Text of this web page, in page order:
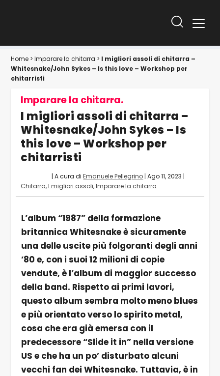
Home >Imparare la chitarra > I migliori assoli di chitarra –
Whitesnake/John Sykes – Is this love – Workshop per
chitarristi
Imparare la chitarra.
I migliori assoli di chitarra –
Whitesnake/John Sykes – Is
this love – Workshop per
chitarristi
| A cura diEmanuele Pellegrino |Ago 11, 2023 |
Chitarra,I migliori assoli,Imparare la chitarra
L’album “1987” della formazione
britannica Whitesnake è sicuramente
una delle uscite più folgoranti degli anni
’80 e, con i suoi 12 milioni di copie
vendute, è l’album di maggior successo
della band. Rispetto ai primi lavori,
questo album sembra molto meno blues
e più orientato verso lo spirito metal,
cosa che era già emersa con il
predecessore “Slide it in” nella versione
US e che ha un po’ disturbato alcuni
vecchi fan dei Whitesnake. Tuttavia, è in